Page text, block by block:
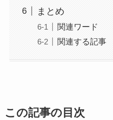
まとめ
関連ワード
関連する記事
この記事の目次